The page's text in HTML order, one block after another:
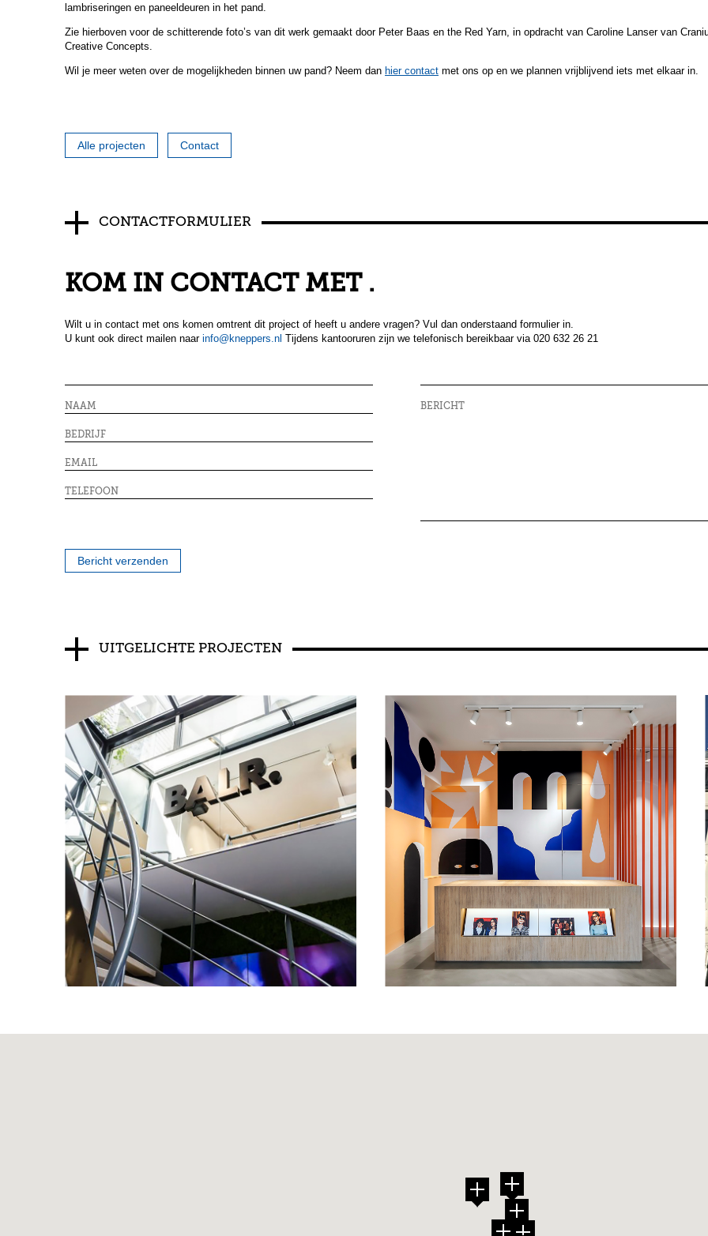
lambriseringen en paneeldeuren in het pand.
Zie hierboven voor de schitterende foto’s van dit werk gemaakt door Peter Baas en the Red Yarn, in opdracht van Caroline Lanser van
Creative Concepts.
Wil je meer weten over de mogelijkheden binnen uw pand? Neem dan hier contact met ons op en we plannen vrijblijvend iets met elkaar in.
Alle projecten Contact
CONTACTFORMULIER
KOM IN CONTACT MET .
Wilt u in contact met ons komen omtrent dit project of heeft u andere vragen? Vul dan onderstaand formulier in.
U kunt ook direct mailen naar info@kneppers.nl Tijdens kantooruren zijn we telefonisch bereikbaar via 020 632 26 21
Bericht verzenden
UITGELICHTE PROJECTEN